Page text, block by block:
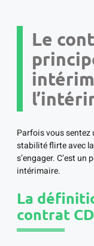
Le
Parfois vous sentez
stabilité flirte avec
s’engager. C’est un
intérimaire.
La
contrat